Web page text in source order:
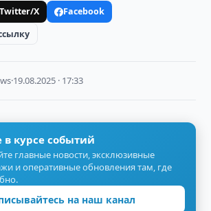
Twitter/X
Facebook
·19.08.2025 · 17:33
в курсе событий
главные новости, эксклюзивные
и оперативные обновления там, где
на наш канал